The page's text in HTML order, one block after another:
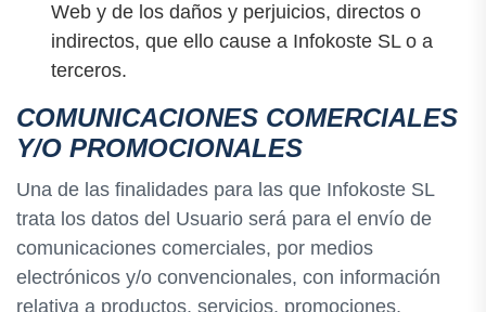
Web y de los daños y perjuicios, directos o
indirectos, que ello cause a Infokoste SL o a
terceros.
COMUNICACIONES COMERCIALES
Y/O PROMOCIONALES
Una de las finalidades para las que Infokoste SL
trata los datos del Usuario será para el envío de
comunicaciones comerciales, por medios
electrónicos y/o convencionales, con información
relativa a productos, servicios, promociones,